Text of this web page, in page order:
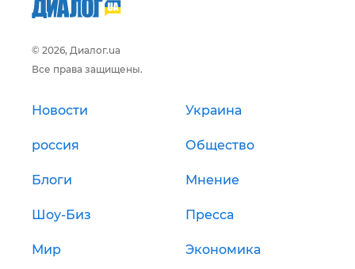
© 2026, Диалог.ua
Все права защищены.
Новости Украина
россия Общество
Блоги Мнение
Шоу-Биз Пресса
Мир Экономика